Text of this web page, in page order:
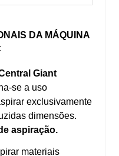
DA MÁQUINA
Giant
se a uso
exclusivamente
dimensões.
aspiração.
materiais